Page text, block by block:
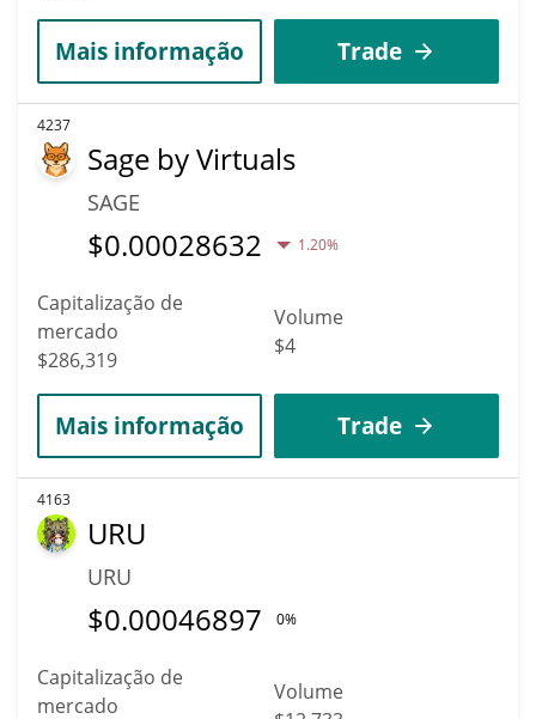
Mais informação Trade
4237
Sage by Virtuals
SAGE
$0.00028632 1.20%
Capitalização de
mercado
$286,319
Volume
$4
Mais informação Trade
4163
URU
URU
$0.00046897 0%
Capitalização de
mercado
Volume